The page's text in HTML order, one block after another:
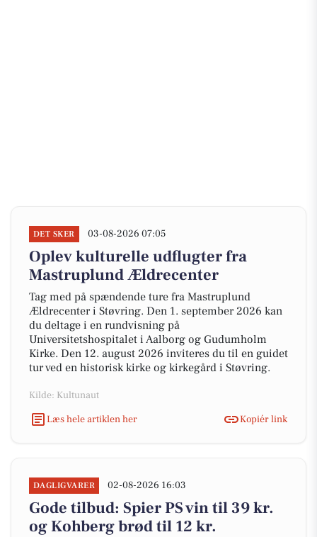
DET SKER 03-08-2026 07:05
Oplev kulturelle udflugter fra
Mastruplund Ældrecenter
Tag med på spændende ture fra Mastruplund
Ældrecenter i Støvring. Den 1. september 2026 kan
du deltage i en rundvisning på
Universitetshospitalet i Aalborg og Gudumholm
Kirke. Den 12. august 2026 inviteres du til en guidet
tur ved en historisk kirke og kirkegård i Støvring.
Kilde: Kultunaut
Læs hele artiklen her
Kopiér link
DAGLIGVARER 02-08-2026 16:03
Gode tilbud: Spier PS vin til 39 kr.
og Kohberg brød til 12 kr.